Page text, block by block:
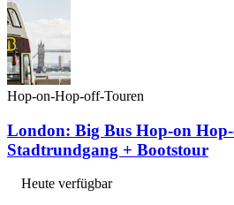
Hop-on-Hop-off-Touren
London: Big Bus Hop-on
Stadtrundgang + Bootstour
Heute verfügbar